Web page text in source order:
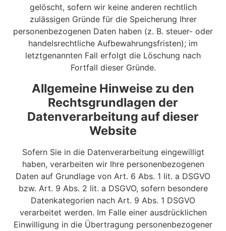
gelöscht, sofern wir keine anderen rechtlich
zulässigen Gründe für die Speicherung Ihrer
personenbezogenen Daten haben (z. B. steuer- oder
handelsrechtliche Aufbewahrungsfristen); im
letztgenannten Fall erfolgt die Löschung nach
Fortfall dieser Gründe.
Allgemeine Hinweise zu den
Rechtsgrundlagen der
Datenverarbeitung auf dieser
Website
Sofern Sie in die Datenverarbeitung eingewilligt
haben, verarbeiten wir Ihre personenbezogenen
Daten auf Grundlage von Art. 6 Abs. 1 lit. a DSGVO
bzw. Art. 9 Abs. 2 lit. a DSGVO, sofern besondere
Datenkategorien nach Art. 9 Abs. 1 DSGVO
verarbeitet werden. Im Falle einer ausdrücklichen
Einwilligung in die Übertragung personenbezogener